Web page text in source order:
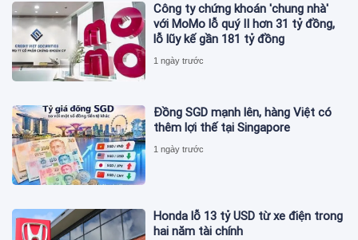
Công ty chứng khoán 'chung nhà'
với MoMo lỗ quý II hơn 31 tỷ đồng,
lỗ lũy kế gần 181 tỷ đồng
1 ngày trước
Đồng SGD mạnh lên, hàng Việt có
thêm lợi thế tại Singapore
1 ngày trước
Honda lỗ 13 tỷ USD từ xe điện trong
hai năm tài chính